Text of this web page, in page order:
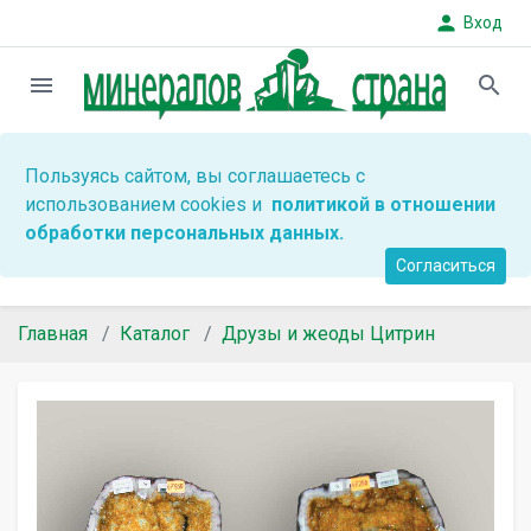
person Вход
menu search
Пользуясь сайтом, вы соглашаетесь с
использованием cookies и политикой в отношении
обработки персональных данных.
Согласиться
Главная Каталог Друзы и жеоды Цитрин